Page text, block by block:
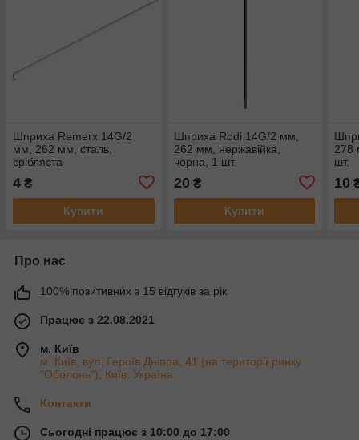
Шприха Remerx 14G/2
мм, 262 мм, сталь,
срібляста
4 ₴
Купити
Шприха Rodi 14G/2 мм,
262 мм, нержавійка,
чорна, 1 шт.
20 ₴
Купити
278
шт.
10
Про нас
100% позитивних з 15 відгуків за рік
Працює з 22.08.2021
м. Київ
м. Київ, вул. Героїв Дніпра, 41 (на території ринку
"Оболонь"), Київ, Україна
Контакти
Сьогодні працює з 10:00 до 17:00